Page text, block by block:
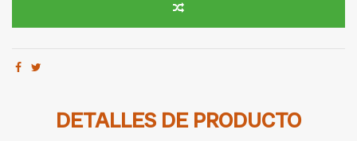
DETALLES DE PRODUCTO